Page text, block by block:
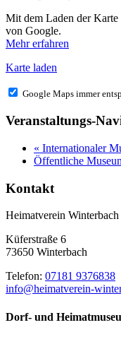
Mit dem Laden der Karte
von Google.
Mehr erfahren
Karte laden
Google Maps immer
Veranstaltungs-
« Internationaler
Öffentliche
Kontakt
Heimatverein Winterbach
Küferstraße 6
73650 Winterbach
Telefon: 07181 9376838
info@heimatverein-
Dorf- und